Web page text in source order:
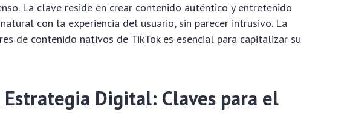
La clave reside en crear contenido auténtico y entretenido
con la experiencia del usuario, sin parecer intrusivo. La
de contenido nativos de TikTok es esencial para capitalizar su
Digital: Claves para el